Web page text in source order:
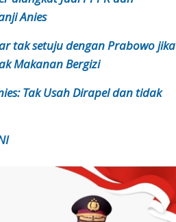
Anies
tak setuju dengan Prabowo jika
Makanan Bergizi
Tak Usah Dirapel dan tidak